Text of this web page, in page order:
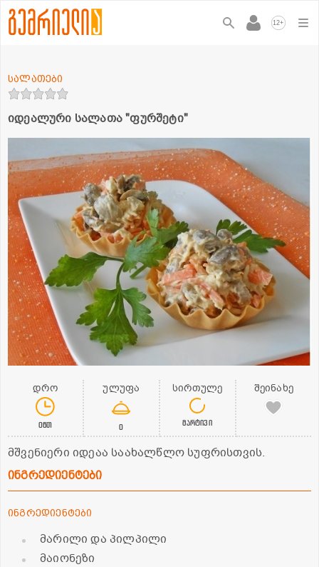
12+
იდეალური სალათა "ფურშეტი"
სალათები
დრო
0წთ
ულუფა
0
სირთულე
მარტივი
შეინახე
მშვენიერი იდეაა საახალწლო სუფრისთვის.
ინგრედიენტები
ინგრედიენტები
მარილი და პილპილი
მაიონეზი